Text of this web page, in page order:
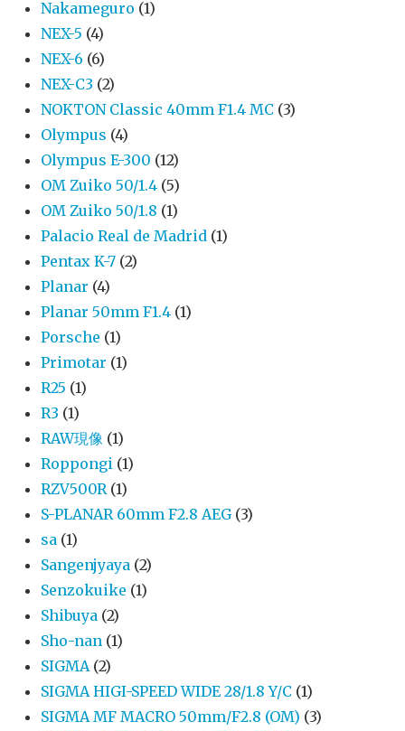
Nakameguro (1)
NEX-5 (4)
NEX-6 (6)
NEX-C3 (2)
NOKTON Classic 40mm F1.4 MC (3)
Olympus (4)
Olympus E-300 (12)
OM Zuiko 50/1.4 (5)
OM Zuiko 50/1.8 (1)
Palacio Real de Madrid (1)
Pentax K-7 (2)
Planar (4)
Planar 50mm F1.4 (1)
Porsche (1)
Primotar (1)
R25 (1)
R3 (1)
RAW現像 (1)
Roppongi (1)
RZV500R (1)
S-PLANAR 60mm F2.8 AEG (3)
sa (1)
Sangenjyaya (2)
Senzokuike (1)
Shibuya (2)
Sho-nan (1)
SIGMA (2)
SIGMA HIGI-SPEED WIDE 28/1.8 Y/C (1)
SIGMA MF MACRO 50mm/F2.8 (OM) (3)